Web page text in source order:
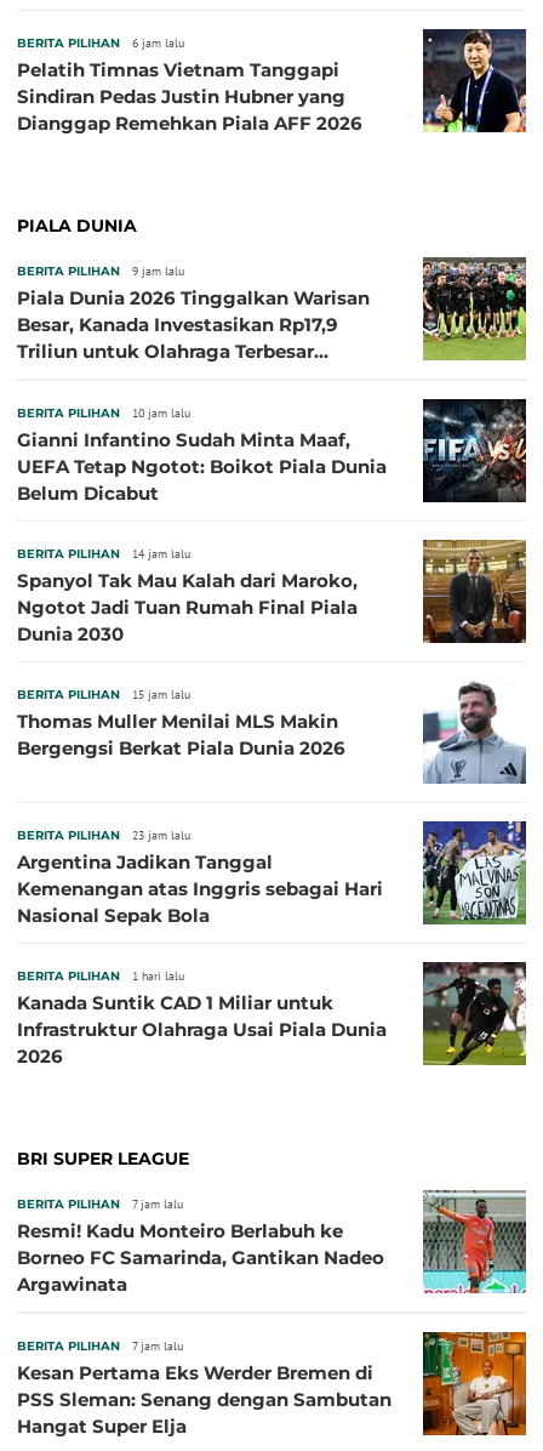
BERITA PILIHAN 6 jam lalu
Pelatih Timnas Vietnam Tanggapi
Sindiran Pedas Justin Hubner yang
Dianggap Remehkan Piala AFF 2026
PIALA DUNIA
BERITA PILIHAN 9 jam lalu
Piala Dunia 2026 Tinggalkan Warisan
Besar, Kanada Investasikan Rp17,9
Triliun untuk Olahraga Terbesar
BERITA PILIHAN 10 jam lalu
Gianni Infantino Sudah Minta Maaf,
UEFA Tetap Ngotot: Boikot Piala Dunia
Belum Dicabut
BERITA PILIHAN 14 jam lalu
Spanyol Tak Mau Kalah dari Maroko,
Ngotot Jadi Tuan Rumah Final Piala
Dunia 2030
BERITA PILIHAN 15 jam lalu
Thomas Muller Menilai MLS Makin
Bergengsi Berkat Piala Dunia 2026
BERITA PILIHAN 23 jam lalu
Argentina Jadikan Tanggal
Kemenangan atas Inggris sebagai Hari
Nasional Sepak Bola
BERITA PILIHAN 1 hari lalu
Kanada Suntik CAD 1 Miliar untuk
Infrastruktur Olahraga Usai Piala Dunia
2026
BRI SUPER LEAGUE
BERITA PILIHAN 7 jam lalu
Resmi! Kadu Monteiro Berlabuh ke
Borneo FC Samarinda, Gantikan Nadeo
Argawinata
BERITA PILIHAN 7 jam lalu
Kesan Pertama Eks Werder Bremen di
PSS Sleman: Senang dengan Sambutan
Hangat Super Elja